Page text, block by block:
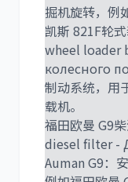
掘机旋转，例
凯斯 821F轮
wheel loader
колесного
制动系统，用
载机。
福田欧曼 G9
diesel filter -
Auman G9：